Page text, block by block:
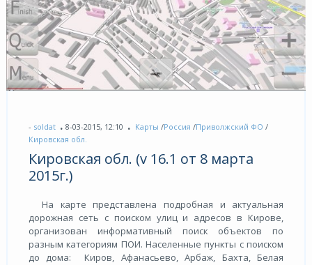
- soldat 8-03-2015, 12:10 Карты /Россия /Приволжский ФО /
Кировская обл.
Кировская обл. (v 16.1 от 8 марта
2015г.)
На карте представлена подробная и актуальная
дорожная сеть с поиском улиц и адресов в Кирове,
организован информативный поиск объектов по
разным категориям ПОИ. Населенные пункты с поиском
до дома: Киров, Афанасьево, Арбаж, Бахта, Белая